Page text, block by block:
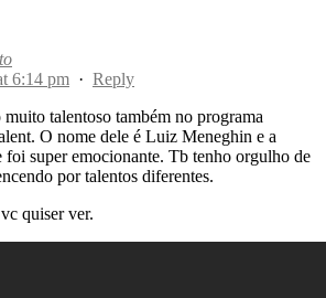
6:14 pm · Reply
talentoso também no programa
O nome dele é Luiz Meneghin e a
foi super emocionante. Tb tenho orgulho de
por talentos diferentes.
quiser ver.